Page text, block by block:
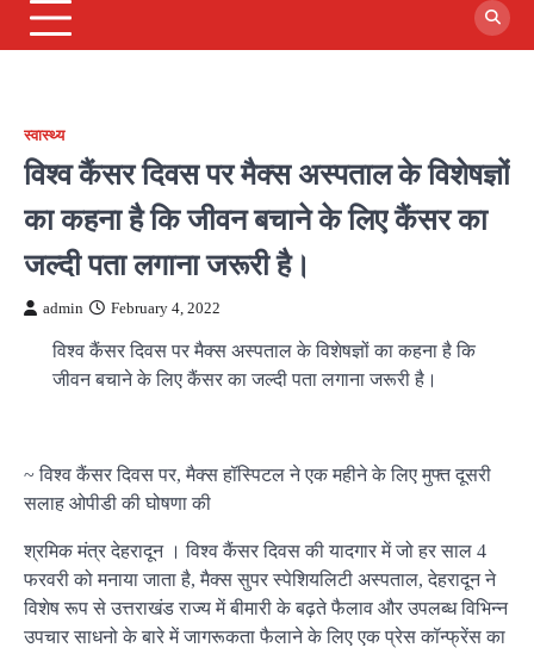
स्वास्थ्य
विश्व कैंसर दिवस पर मैक्स अस्पताल के विशेषज्ञों
का कहना है कि जीवन बचाने के लिए कैंसर का
जल्दी पता लगाना जरूरी है।
admin February 4, 2022
विश्व कैंसर दिवस पर मैक्स अस्पताल के विशेषज्ञों का कहना है कि
जीवन बचाने के लिए कैंसर का जल्दी पता लगाना जरूरी है।
~ विश्व कैंसर दिवस पर, मैक्स हॉस्पिटल ने एक महीने के लिए मुफ्त दूसरी
सलाह ओपीडी की घोषणा की
श्रमिक मंत्र देहरादून । विश्व कैंसर दिवस की यादगार में जो हर साल 4
फरवरी को मनाया जाता है, मैक्स सुपर स्पेशियलिटी अस्पताल, देहरादून ने
विशेष रूप से उत्तराखंड राज्य में बीमारी के बढ़ते फैलाव और उपलब्ध विभिन्न
उपचार साधनो के बारे में जागरूकता फैलाने के लिए एक प्रेस कॉन्फ्रेंस का